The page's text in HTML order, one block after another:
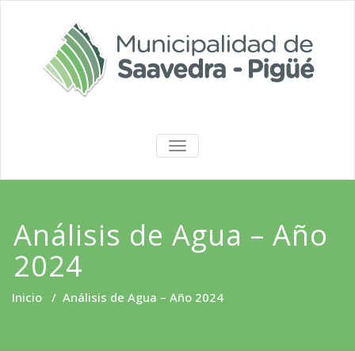
Transparencia
ALTERNAR
LA
Análisis de Agua – Año
2024
Inicio / Análisis de Agua – Año 2024